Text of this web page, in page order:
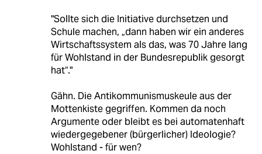
"Sollte sich die Initiative durchsetzen und
Schule machen, „dann haben wir ein anderes
Wirtschaftssystem als das, was 70 Jahre lang
für Wohlstand in der Bundesrepublik gesorgt
hat“."
Gähn. Die Antikommunismuskeule aus der
Mottenkiste gegriffen. Kommen da noch
Argumente oder bleibt es bei automatenhaft
wiedergegebener (bürgerlicher) Ideologie?
Wohlstand - für wen?